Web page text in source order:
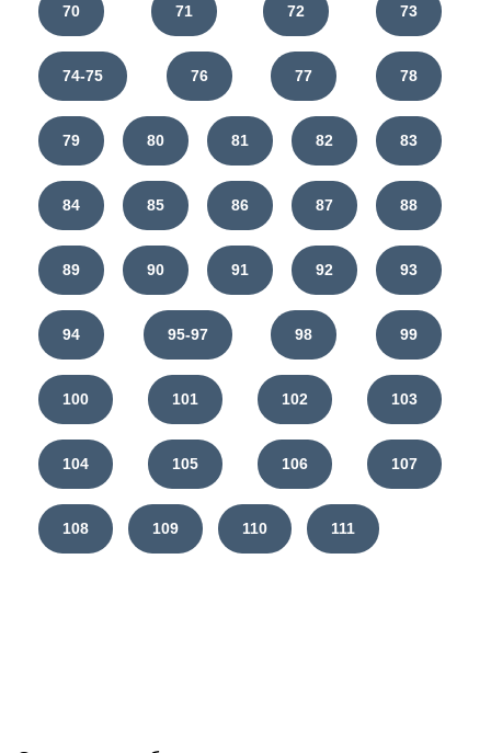
70 71 72 73
74-75 76 77 78
79 80 81 82 83
84 85 86 87 88
89 90 91 92 93
94 95-97 98 99
100 101 102 103
104 105 106 107
108 109 110 111